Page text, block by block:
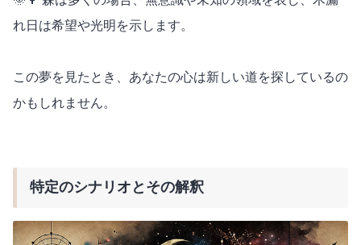
れ日は希望や光明を示します。
この夢を見たとき、あなたの心は新しい道を探しているの
かもしれません。
特定のシナリオとその解釈